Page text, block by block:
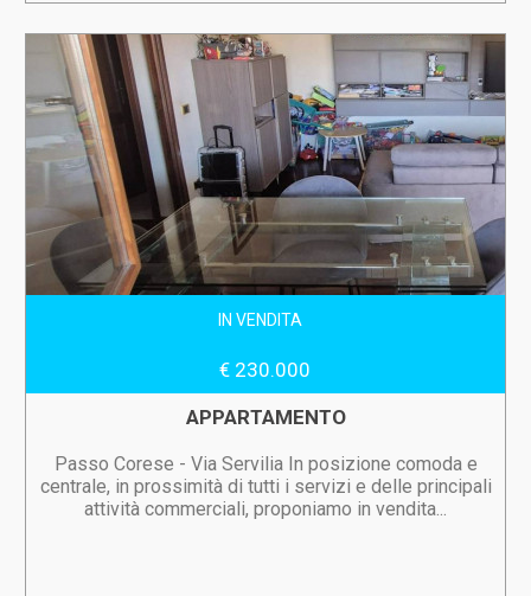
IN VENDITA
€ 230.000
APPARTAMENTO
Passo Corese - Via Servilia In posizione comoda e
centrale, in prossimità di tutti i servizi e delle principali
attività commerciali, proponiamo in vendita...